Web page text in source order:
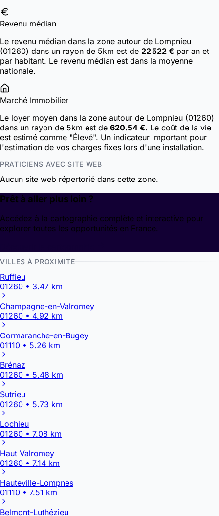
Revenu médian
Le revenu médian dans la zone autour de Lompnieu
(01260) dans un rayon de 5km est de 22 522 € par an et
par habitant. Le revenu médian est dans la moyenne
nationale.
Marché Immobilier
Le loyer moyen dans la zone autour de Lompnieu (01260)
dans un rayon de 5km est de 620.54 €. Le coût de la vie
est estimé comme "Élevé". Un indicateur important pour
l'estimation de vos charges fixes lors d'une installation.
PRATICIENS AVEC SITE WEB
Aucun site web répertorié dans cette zone.
Prêt à aller plus loin ?
Accédez à la cartographie complète et interactive pour
explorer toutes les opportunités en France.
VILLES À PROXIMITÉ
Ruffieu
01260 • 3.47 km
Champagne-en-Valromey
01260 • 4.92 km
Cormaranche-en-Bugey
01110 • 5.26 km
Brénaz
01260 • 5.48 km
Sutrieu
01260 • 5.73 km
Lochieu
01260 • 7.08 km
Haut Valromey
01260 • 7.14 km
Hauteville-Lompnes
01110 • 7.51 km
Belmont-Luthézieu